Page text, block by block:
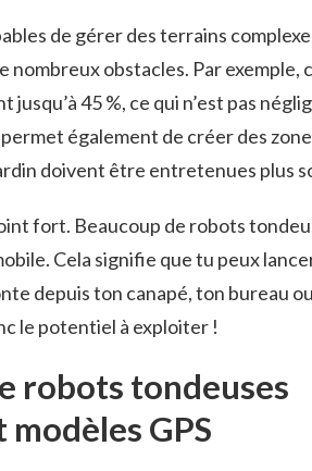
de gérer des terrains
nombreux obstacles. Par exemple,
45 %, ce qui n’est pas
également de créer des
doivent être entretenues plus
fort. Beaucoup de robots
Cela signifie que tu peux
depuis ton canapé, ton bureau
le potentiel à exploiter !
robots tondeuses
GPS